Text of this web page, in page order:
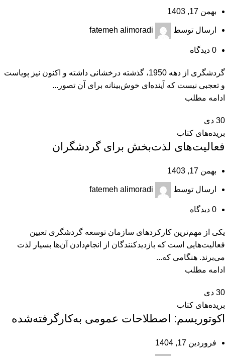
بهمن 17, 1403
ارسال توسط fatemeh alimoradi
0 دیدگاه
گردشگری از دهه 1950، گذشته درخشانی داشته و اکنون نیز پویاست
و تعجبی نیست که آینده‌ای خوش‌بینانه برای آن تصور...
ادامه مطلب
30 دی
بریده‌های کتاب
فعالیت‌های لذت‌بخش برای گردشگران
بهمن 17, 1403
ارسال توسط fatemeh alimoradi
0 دیدگاه
یکی از مهم‌ترین کارکردهای سازمان توسعه گردشگری تعیین
فعالیت‌هایی است که بازدیدکنندگان از انجام‌دادن آن‌ها بسیار لذت
می‌برند. هنگامی که...
ادامه مطلب
30 دی
بریده‌های کتاب
اکوتوریسم: اصطلاحات عمومی به‌کارگرفته‌شده
فروردین 17, 1404